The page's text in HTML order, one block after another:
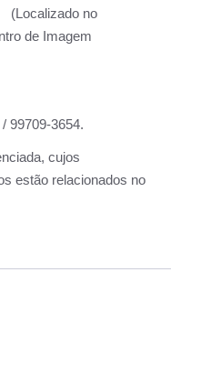
(Localizado no
de Imagem
99709-3654.
cujos
estão relacionados no